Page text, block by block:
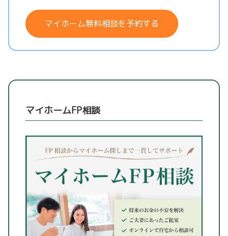
マイホーム無料相談を予約する
マイホームFP相談